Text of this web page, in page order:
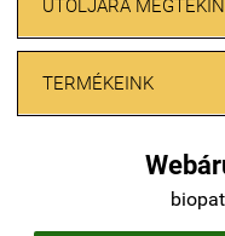
UTOLJÁRA
TERMÉKEINK